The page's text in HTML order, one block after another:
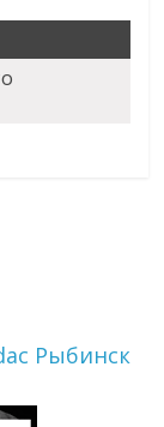
Рыбинск